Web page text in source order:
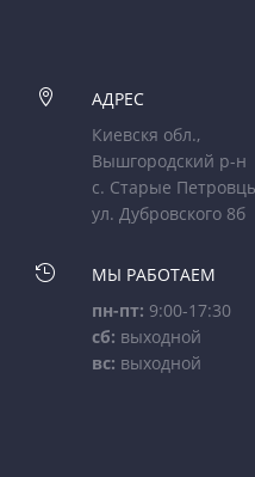

АДРЕС
Киевскя обл.,
Вышгородский р-н
с. Старые
ул. Дубровского 8б

МЫ РАБОТАЕМ
пн-пт: 9:00-17:30
сб: выходной
вс: выходной